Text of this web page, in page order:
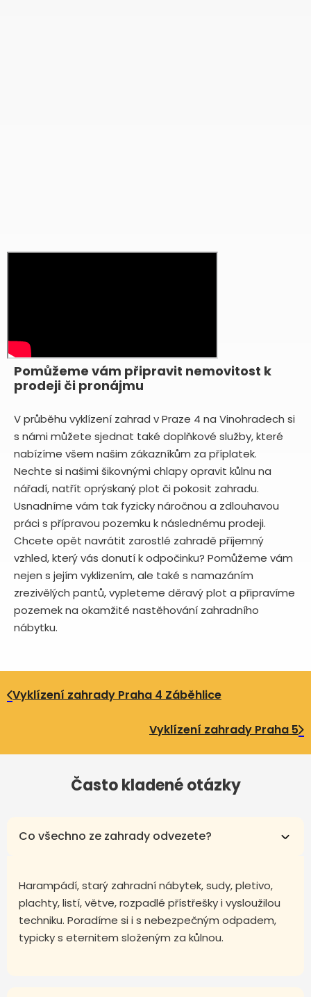
Pomůžeme vám připravit nemovitost k
prodeji či pronájmu
V průběhu vyklízení zahrad v Praze 4 na Vinohradech si
s námi můžete sjednat také doplňkové služby, které
nabízíme všem našim zákazníkům za příplatek.
Nechte si našimi šikovnými chlapy opravit kůlnu na
nářadí, natřít oprýskaný plot či pokosit zahradu.
Usnadníme vám tak fyzicky náročnou a zdlouhavou
práci s přípravou pozemku k následnému prodeji.
Chcete opět navrátit zarostlé zahradě příjemný
vzhled, který vás donutí k odpočinku? Pomůžeme vám
nejen s jejím vyklizením, ale také s namazáním
zrezivělých pantů, vypleteme děravý plot a připravíme
pozemek na okamžité nastěhování zahradního
nábytku.
Vyklízení zahrady Praha 4 Záběhlice
Vyklízení zahrady Praha 5
Často kladené otázky
Co všechno ze zahrady odvezete?
Harampádí, starý zahradní nábytek, sudy, pletivo,
plachty, listí, větve, rozpadlé přístřešky i vysloužilou
techniku. Poradíme si i s nebezpečným odpadem,
typicky s eternitem složeným za kůlnou.